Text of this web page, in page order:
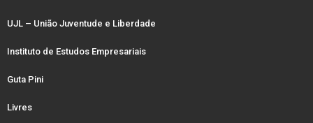
UJL – União Juventude e Liberdade
Instituto de Estudos Empresariais
Guta Pini
Livres